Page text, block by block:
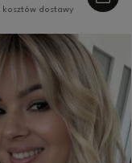
kosztów dostawy